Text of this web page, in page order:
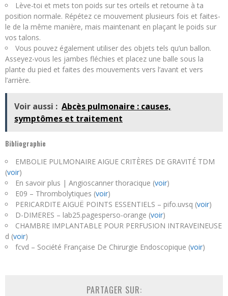
Lève-toi et mets ton poids sur tes orteils et retourne à ta
position normale. Répétez ce mouvement plusieurs fois et faites-
le de la même manière, mais maintenant en plaçant le poids sur
vos talons.
Vous pouvez également utiliser des objets tels qu’un ballon.
Asseyez-vous les jambes fléchies et placez une balle sous la
plante du pied et faites des mouvements vers l’avant et vers
l’arrière.
Voir aussi : Abcès pulmonaire : causes,
symptômes et traitement
Bibliographie
EMBOLIE PULMONAIRE AIGUE CRITÈRES DE GRAVITÉ TDM
(voir)
En savoir plus | Angioscanner thoracique (voir)
E09 – Thrombolytiques (voir)
PERICARDITE AIGUË POINTS ESSENTIELS – pifo.uvsq (voir)
D-DIMERES – lab25.pagesperso-orange (voir)
CHAMBRE IMPLANTABLE POUR PERFUSION INTRAVEINEUSE
d (voir)
fcvd – Société Française De Chirurgie Endoscopique (voir)
PARTAGER SUR: